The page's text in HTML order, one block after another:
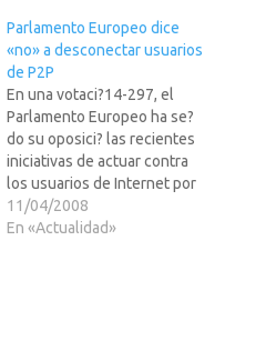
Parlamento Europeo dice
«no» a desconectar usuarios
de P2P
En una votaci?14-297, el
Parlamento Europeo ha se?
do su oposici? las recientes
iniciativas de actuar contra
los usuarios de Internet por
la reiterada violaci?e
derechos de autor. Para
11/04/2008
En «Actualidad»